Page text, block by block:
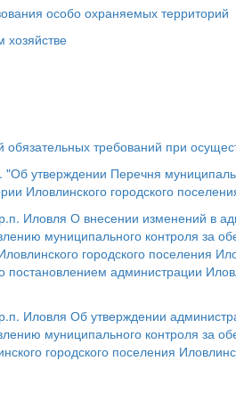
особо охраняемых территорий
хозяйстве
требований при
утверждении Перечня
Иловлинского городского
Иловля О внесении изменений в
муниципального контроля за
городского поселения
постановлением администрации
Иловля Об утверждении
муниципального контроля за
городского поселения